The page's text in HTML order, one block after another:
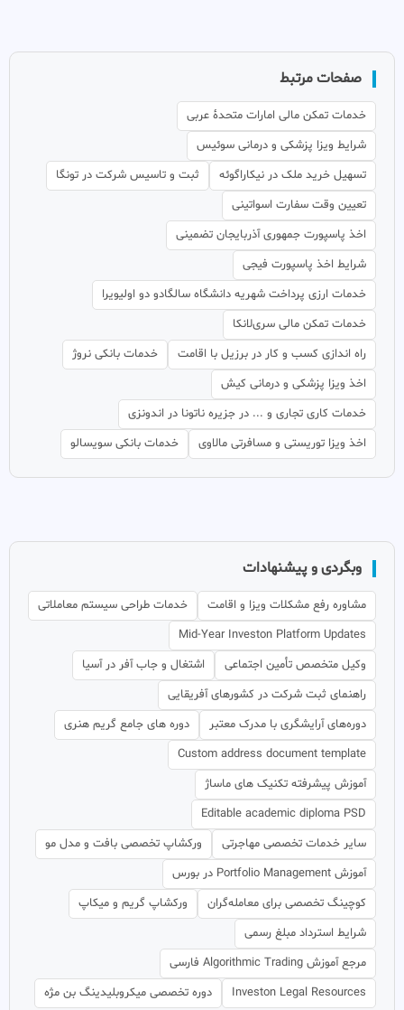
صفحات مرتبط
خدمات تمکن مالی امارات متحدهٔ عربی
شرایط ویزا پزشکی و درمانی سوئیس
تسهیل خرید ملک در نیکاراگوئه
ثبت و تاسیس شرکت در تونگا
تعیین وقت سفارت اسواتینی
اخذ پاسپورت جمهوری آذربایجان تضمینی
شرایط اخذ پاسپورت فیجی
خدمات ارزی پرداخت شهریه دانشگاه سالگادو دو اولیویرا
خدمات تمکن مالی سری‌لانکا
راه اندازی کسب و کار در برزیل با اقامت
خدمات بانکی نروژ
اخذ ویزا پزشکی و درمانی کیش
خدمات کاری تجاری و ... در جزیره ناتونا در اندونزی
اخذ ویزا توریستی و مسافرتی مالاوی
خدمات بانکی سویسالو
وبگردی و پیشنهادات
مشاوره رفع مشکلات ویزا و اقامت
خدمات طراحی سیستم معاملاتی
Mid-Year Investon Platform Updates
وکیل متخصص تأمین اجتماعی
اشتغال و جاب آفر در آسیا
راهنمای ثبت شرکت در کشورهای آفریقایی
دوره‌های آرایشگری با مدرک معتبر
دوره های جامع گریم هنری
Custom address document template
آموزش پیشرفته تکنیک های ماساژ
Editable academic diploma PSD
سایر خدمات تخصصی مهاجرتی
ورکشاپ تخصصی بافت و مدل مو
آموزش Portfolio Management در بورس
کوچینگ تخصصی برای معامله‌گران
ورکشاپ گریم و میکاپ
شرایط استرداد مبلغ رسمی
مرجع آموزش Algorithmic Trading فارسی
Investon Legal Resources
دوره تخصصی میکروبلیدینگ بن مژه